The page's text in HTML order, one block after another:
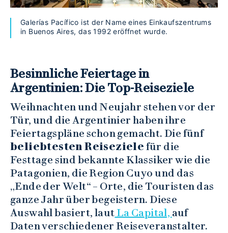
Galerías Pacífico ist der Name eines Einkaufszentrums
in Buenos Aires, das 1992 eröffnet wurde.
Besinnliche Feiertage in
Argentinien: Die Top-Reiseziele
Weihnachten und Neujahr stehen vor der
Tür, und die Argentinier haben ihre
Feiertagspläne schon gemacht. Die fünf
beliebtesten Reiseziele für die
Festtage sind bekannte Klassiker wie die
Patagonien, die Region Cuyo und das
„Ende der Welt“ – Orte, die Touristen das
ganze Jahr über begeistern. Diese
Auswahl basiert, lautLa Capital, auf
Daten verschiedener Reiseveranstalter.